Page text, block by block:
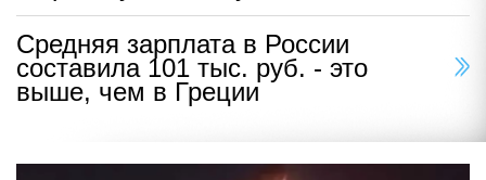
Средняя зарплата в России
составила 101 тыс. руб. - это
выше, чем в Греции